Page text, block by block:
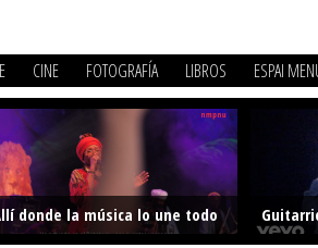
CINE FOTOGRAFÍA LIBROS ESPAI
donde la música lo une todo